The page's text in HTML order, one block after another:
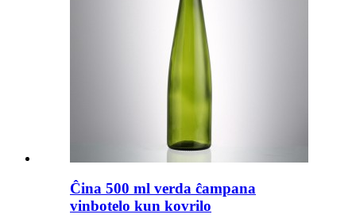
Ĉina 500 ml verda ĉampana
vinbotelo kun kovrilo